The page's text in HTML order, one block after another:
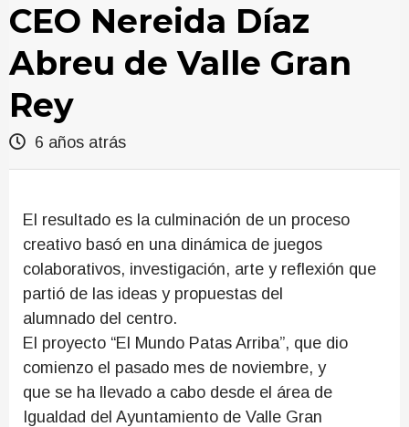
CEO Nereida Díaz
Abreu de Valle Gran
Rey
6 años atrás
El resultado es la culminación de un proceso
creativo basó en una dinámica de juegos
colaborativos, investigación, arte y reflexión que
partió de las ideas y propuestas del
alumnado del centro.
El proyecto “El Mundo Patas Arriba”, que dio
comienzo el pasado mes de noviembre, y
que se ha llevado a cabo desde el área de
Igualdad del Ayuntamiento de Valle Gran